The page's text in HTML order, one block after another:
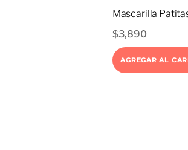
Mascarilla
$3,890
AGREGAR AL